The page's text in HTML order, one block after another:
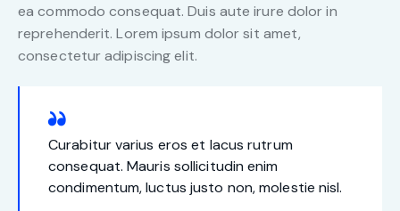
ea commodo consequat. Duis aute irure dolor in
reprehenderit. Lorem ipsum dolor sit amet,
consectetur adipiscing elit.
Curabitur varius eros et lacus rutrum
consequat. Mauris sollicitudin enim
condimentum, luctus justo non, molestie nisl.